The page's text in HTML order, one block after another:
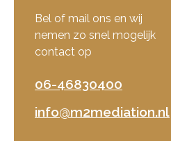
Bel of mail ons en wij
nemen zo snel mogelijk
contact op
06-46830400
info@m2mediation.nl